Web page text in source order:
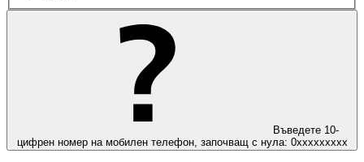
Въведете 10-
цифрен номер на мобилен телефон, започващ с нула: 0ххххххххх